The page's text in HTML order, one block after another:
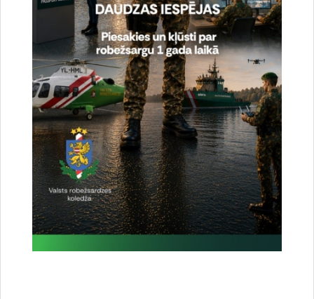
Projektu īsteno Valsts robežsardze sadarbībā ar Valsts akciju
sabiedrību “Latvijas Valsts radio un televīzijas centrs” un
Nodrošinājuma valsts aģentūru Finansiāla atbalsta
instrumenta robežu pārvaldībai un vīzu politikai ietvaros, kura
vadošā iestāde Latvijā ir Iekšlietu ministrija.
Projektu līdzfinansē Eiropas Savienība
Par publikācijas saturu atbild Valsts robežsardze
#ESfondi, #EUFunds #EUinmyregion, #InvestEU,